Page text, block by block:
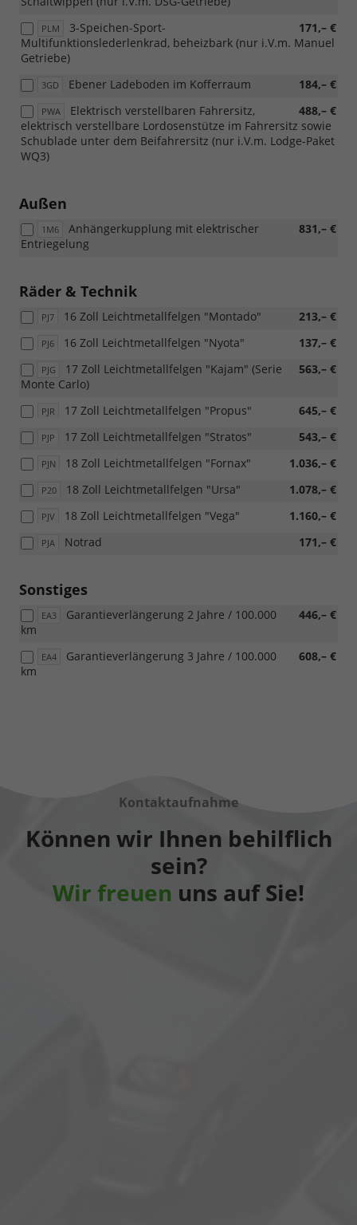
PLM 171,– €
3-Speichen-Sport-
Multifunktionslederlenkrad, beheizbark (nur i.V.m. Manuel
Getriebe)
3GD 184,– €
Ebener Ladeboden im Kofferraum
PWA 488,– €
Elektrisch verstellbaren Fahrersitz,
elektrisch verstellbare Lordosenstütze im Fahrersitz sowie
Schublade unter dem Beifahrersitz (nur i.V.m. Lodge-Paket
WQ3)
Außen
1M6 831,– €
Anhängerkupplung mit elektrischer
Entriegelung
Räder & Technik
PJ7 213,– €
16 Zoll Leichtmetallfelgen "Montado"
PJ6 137,– €
16 Zoll Leichtmetallfelgen "Nyota"
PJG 563,– €
17 Zoll Leichtmetallfelgen "Kajam" (Serie
Monte Carlo)
PJR 645,– €
17 Zoll Leichtmetallfelgen "Propus"
PJP 543,– €
17 Zoll Leichtmetallfelgen "Stratos"
PJN 1.036,– €
18 Zoll Leichtmetallfelgen "Fornax"
P20 1.078,– €
18 Zoll Leichtmetallfelgen "Ursa"
PJV 1.160,– €
18 Zoll Leichtmetallfelgen "Vega"
PJA 171,– €
Notrad
Sonstiges
EA3 446,– €
Garantieverlängerung 2 Jahre / 100.000
km
EA4 608,– €
Garantieverlängerung 3 Jahre / 100.000
km
Kontaktaufnahme
Können wir Ihnen behilflich
sein?
Wir freuen uns auf Sie!